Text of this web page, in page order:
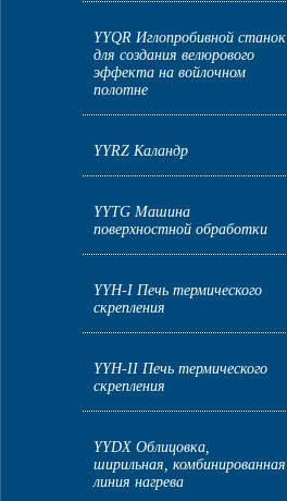
YYQR Иглопробивной станок
для создания велюрового
эффекта на войлочном
полотне
YYRZ Каландр
YYTG Машина
поверхностной обработки
YYH-I Печь термического
скрепления
YYH-II Печь термического
скрепления
YYDX Облицовка,
ширильная, комбинированная
линия нагрева